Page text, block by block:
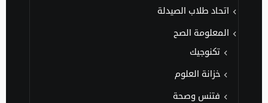
اتحاد طلاب الصيدلة
المعلومة الصح
تكنوجيك
خزانة العلوم
فتنس وصحة